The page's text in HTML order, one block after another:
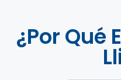
¿Por Qué